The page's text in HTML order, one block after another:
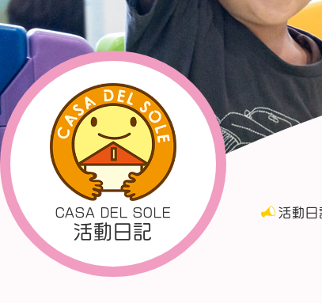
CASA DEL SOLE
活動日記
活動